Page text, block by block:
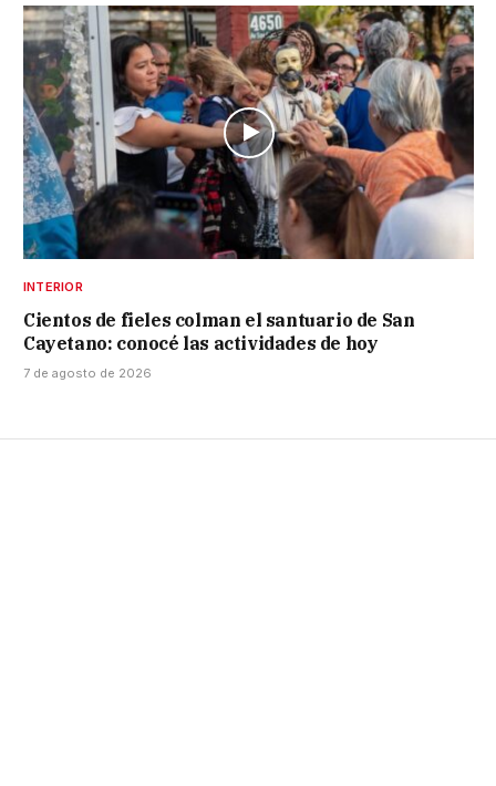
INTERIOR
Cientos de fieles colman el santuario de San
Cayetano: conocé las actividades de hoy
7 de agosto de 2026